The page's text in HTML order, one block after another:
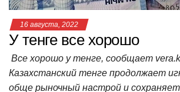
16 августа, 2022
У тенге все хорошо
Все хорошо у тенге, сообщает
Казахстанский тенге продолжает
обще рыночный настрой и